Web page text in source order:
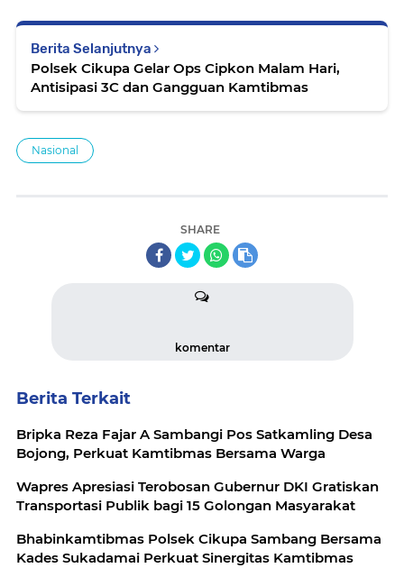
Berita Selanjutnya
Polsek Cikupa Gelar Ops Cipkon Malam Hari,
Antisipasi 3C dan Gangguan Kamtibmas
Nasional
SHARE
komentar
Berita Terkait
Bripka Reza Fajar A Sambangi Pos Satkamling Desa
Bojong, Perkuat Kamtibmas Bersama Warga
Wapres Apresiasi Terobosan Gubernur DKI Gratiskan
Transportasi Publik bagi 15 Golongan Masyarakat
Bhabinkamtibmas Polsek Cikupa Sambang Bersama
Kades Sukadamai Perkuat Sinergitas Kamtibmas